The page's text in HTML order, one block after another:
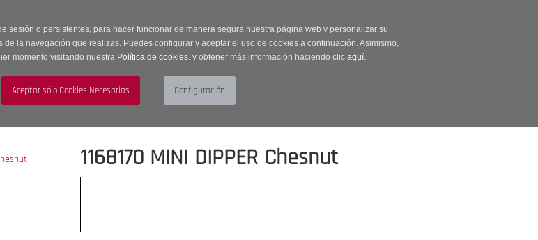
sesión o persistentes, para hacer funcionar de manera segura nuestra página web y personalizar su
la navegación que realizas. Puedes configurar y aceptar el uso de cookies a continuación. Asimismo,
momento visitando nuestra Política de cookies. y obtener más información haciendo clic aquí.
ACCESORIOS
1168170 MINI DIPPER Chesnut